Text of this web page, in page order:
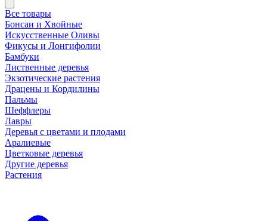
Все товары
Бонсаи и Хвойные
Искусственные Оливы
Фикусы и Лонгифолии
Бамбуки
Лиственные деревья
Экзотические растения
Драцены и Кордилины
Пальмы
Шеффлеры
Лавры
Деревья с цветами и плодами
Аралиевые
Цветковые деревья
Другие деревья
Растения